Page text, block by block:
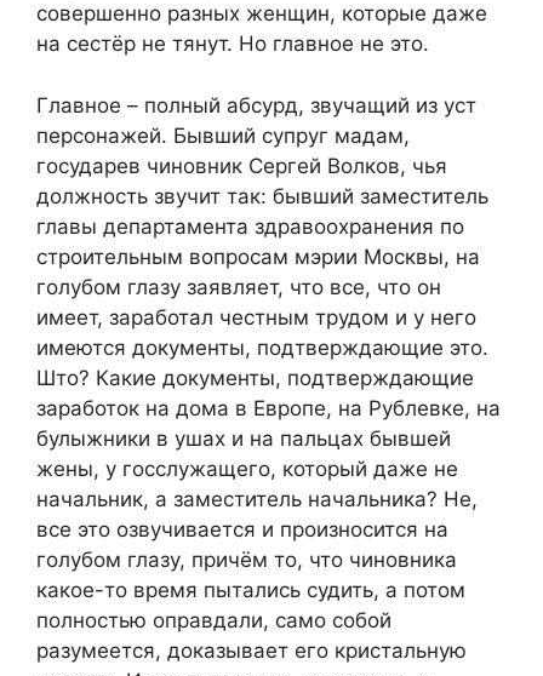
совершенно разных женщин, которые даже
на сестёр не тянут. Но главное не это.
Главное – полный абсурд, звучащий из уст
персонажей. Бывший супруг мадам,
государев чиновник Сергей Волков, чья
должность звучит так: бывший заместитель
главы департамента здравоохранения по
строительным вопросам мэрии Москвы, на
голубом глазу заявляет, что все, что он
имеет, заработал честным трудом и у него
имеются документы, подтверждающие это.
Што? Какие документы, подтверждающие
заработок на дома в Европе, на Рублевке, на
булыжники в ушах и на пальцах бывшей
жены, у госслужащего, который даже не
начальник, а заместитель начальника? Не,
все это озвучивается и произносится на
голубом глазу, причём то, что чиновника
какое-то время пытались судить, а потом
полностью оправдали, само собой
разумеется, доказывает его кристальную